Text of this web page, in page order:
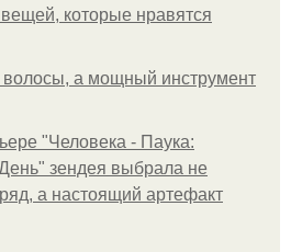
которые нравятся
волосы, а мощный инструмент
"Человека - Паука:
зендея выбрала не
а настоящий артефакт